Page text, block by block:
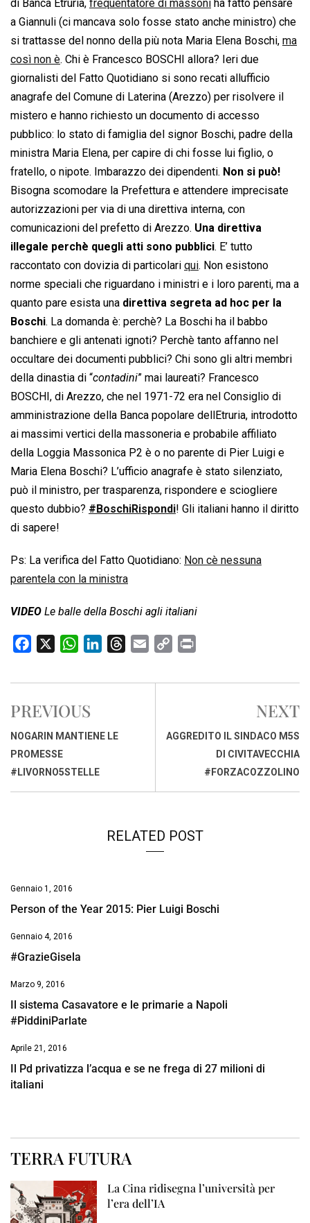
di Banca Etruria, frequentatore di massoni ha fatto pensare
a Giannuli (ci mancava solo fosse stato anche ministro) che
si trattasse del nonno della più nota Maria Elena Boschi, ma
così non è. Chi è Francesco BOSCHI allora? Ieri due
giornalisti del Fatto Quotidiano si sono recati allufficio
anagrafe del Comune di Laterina (Arezzo) per risolvere il
mistero e hanno richiesto un documento di accesso
pubblico: lo stato di famiglia del signor Boschi, padre della
ministra Maria Elena, per capire di chi fosse lui figlio, o
fratello, o nipote. Imbarazzo dei dipendenti. Non si può!
Bisogna scomodare la Prefettura e attendere imprecisate
autorizzazioni per via di una direttiva interna, con
comunicazioni del prefetto di Arezzo. Una direttiva
illegale perchè quegli atti sono pubblici. E’ tutto
raccontato con dovizia di particolari qui. Non esistono
norme speciali che riguardano i ministri e i loro parenti, ma a
quanto pare esista una direttiva segreta ad hoc per la
Boschi. La domanda è: perchè? La Boschi ha il babbo
banchiere e gli antenati ignoti? Perchè tanto affanno nel
occultare dei documenti pubblici? Chi sono gli altri membri
della dinastia di “contadini” mai laureati? Francesco
BOSCHI, di Arezzo, che nel 1971-72 era nel Consiglio di
amministrazione della Banca popolare dellEtruria, introdotto
ai massimi vertici della massoneria e probabile affiliato
della Loggia Massonica P2 è o no parente di Pier Luigi e
Maria Elena Boschi? L’ufficio anagrafe è stato silenziato,
può il ministro, per trasparenza, rispondere e sciogliere
questo dubbio? #BoschiRispondi! Gli italiani hanno il diritto
di sapere!
Ps: La verifica del Fatto Quotidiano:  Non cè nessuna
parentela con la ministra
VIDEO Le balle della Boschi agli italiani
c
b
o
o
k
W
a
s
A
p
n
d
r
a
p
i
i
PREVIOUS
NOGARIN MANTIENE LE
PROMESSE
#LIVORNO5STELLE
NEXT
AGGREDITO IL SINDACO M5S
DI CIVITAVECCHIA
#FORZACOZZOLINO
RELATED POST
Gennaio 1, 2016
Person of the Year 2015: Pier Luigi Boschi
Gennaio 4, 2016
#GrazieGisela
Marzo 9, 2016
Il sistema Casavatore e le primarie a Napoli
#PiddiniParlate
Aprile 21, 2016
Il Pd privatizza l’acqua e se ne frega di 27 milioni di
italiani
TERRA FUTURA
La Cina ridisegna l’università per
l’era dell’IA